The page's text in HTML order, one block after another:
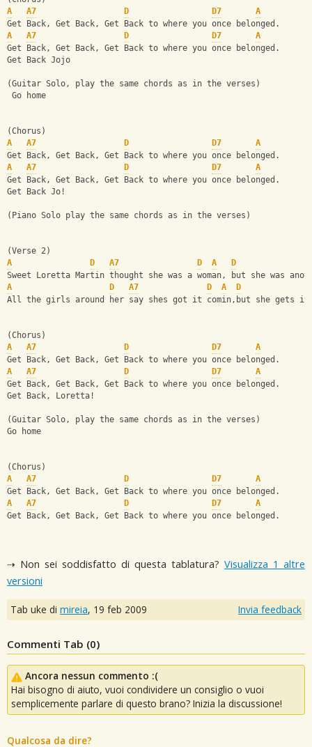
A
A7 D D7
A
Get Back, Get Back, Get Back to where you once belonged.
A
A7 D D7
A
Get Back, Get Back, Get Back to where you once belonged.
Get Back Jojo
(Guitar Solo, play the same chords as in the verses)
Go home
(Chorus)
A
A7 D D7
A
Get Back, Get Back, Get Back to where you once belonged.
A
A7 D D7
A
Get Back, Get Back, Get Back to where you once belonged.
Get Back Jo!
(Piano Solo play the same chords as in the verses)
(Verse 2)
A
D A7 D A
D
Sweet Loretta Martin thought she was a woman, but she was
A
D A7 D A
D
All the girls around her say shes got it comin,but she gets it
(Chorus)
A
A7 D D7
A
Get Back, Get Back, Get Back to where you once belonged.
A
A7 D D7
A
Get Back, Get Back, Get Back to where you once belonged.
Get Back, Loretta!
(Guitar Solo, play the same chords as in the verses)
Go home
(Chorus)
A
A7 D D7
A
Get Back, Get Back, Get Back to where you once belonged.
A
A7 D D7
A
Get Back, Get Back, Get Back to where you once belonged.
⇢ Non sei soddisfatto di questa tablatura? Visualizza 1 altre
versioni
Tab uke di mireia, 19 feb 2009 Invia feedback
Commenti Tab (0)
Ancora nessun commento :(
Hai bisogno di aiuto, vuoi condividere un consiglio o vuoi
semplicemente parlare di questo brano? Inizia la discussione!
Qualcosa da dire?